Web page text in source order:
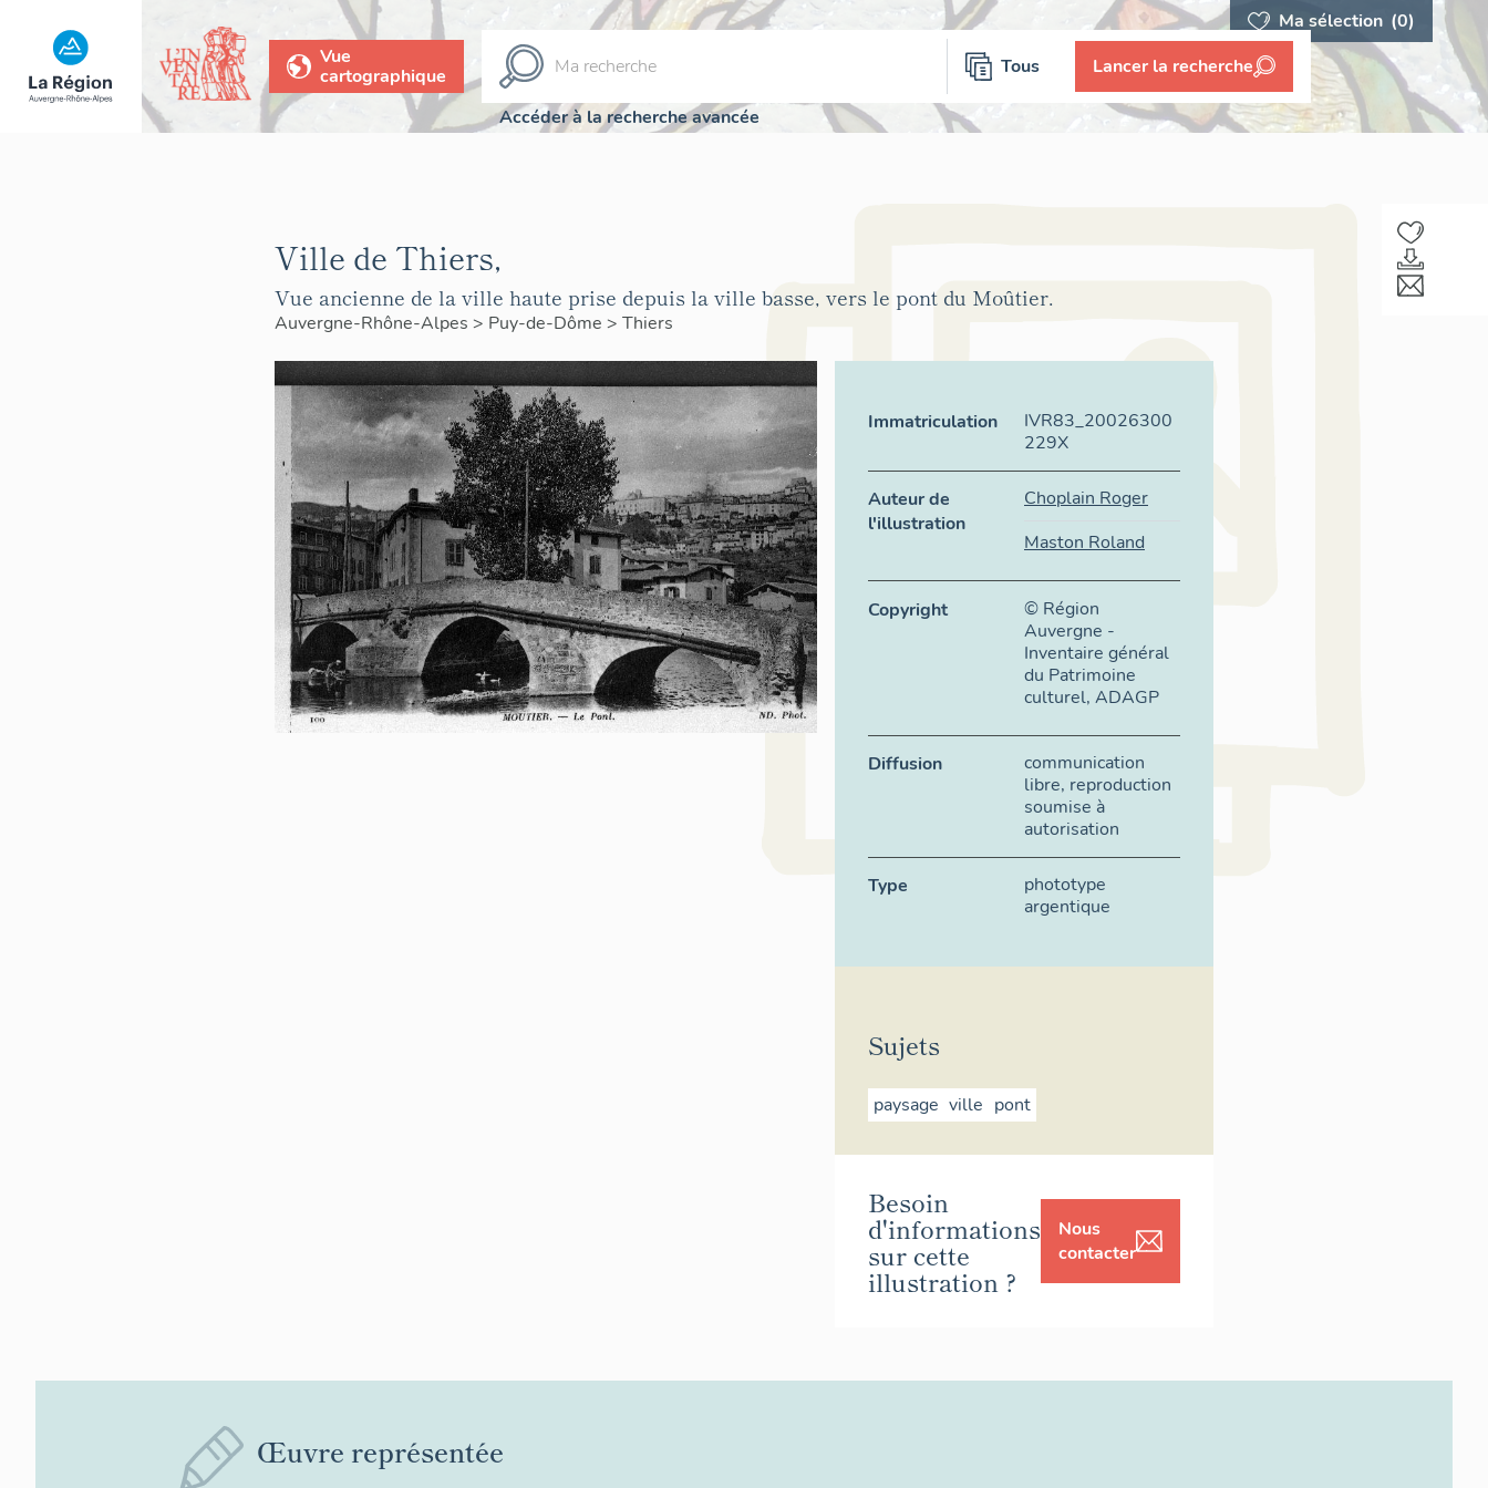
Ma sélection (0)
Vue
cartographique
Tous Lancer la recherche
Accéder à la recherche avancée
Ville de Thiers,
Vue ancienne de la ville haute prise depuis la ville basse, vers le pont du Moûtier.
Auvergne-Rhône-Alpes > Puy-de-Dôme > Thiers
Immatriculation
IVR83_20026300
229X
Auteur de
l'illustration
Choplain Roger
Maston Roland
Copyright
© Région
Auvergne -
Inventaire général
du Patrimoine
culturel, ADAGP
Diffusion
communication
libre, reproduction
soumise à
autorisation
Type
phototype
argentique
Sujets
paysage ville pont
Besoin
d'informations
sur cette
illustration ?
Nous
contacter
Œuvre représentée